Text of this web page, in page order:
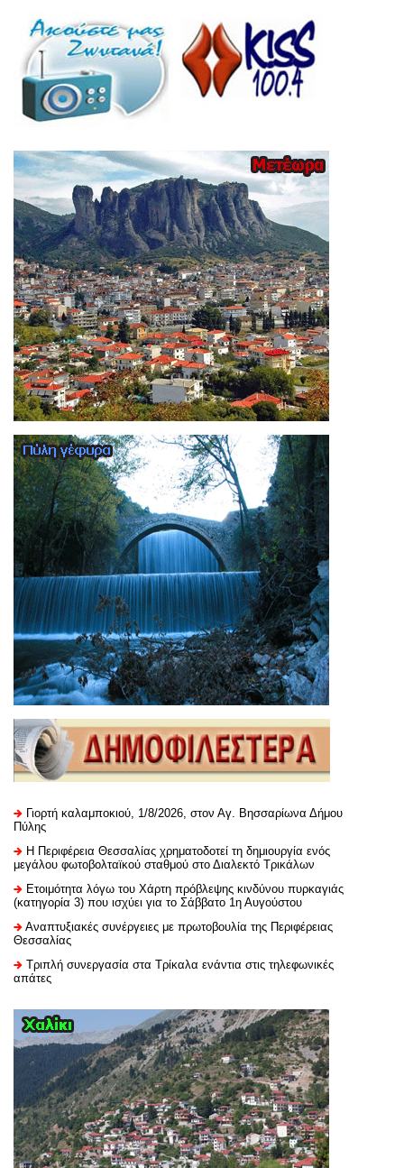
Γιορτή καλαμποκιού, 1/8/2026, στον Αγ. Βησσαρίωνα Δήμου
Πύλης
H Περιφέρεια Θεσσαλίας χρηματοδοτεί τη δημιουργία ενός
μεγάλου φωτοβολταϊκού σταθμού στο Διαλεκτό Τρικάλων
Ετοιμότητα λόγω του Χάρτη πρόβλεψης κινδύνου πυρκαγιάς
(κατηγορία 3) που ισχύει για το Σάββατο 1η Αυγούστου
Αναπτυξιακές συνέργειες με πρωτοβουλία της Περιφέρειας
Θεσσαλίας
Τριπλή συνεργασία στα Τρίκαλα ενάντια στις τηλεφωνικές
απάτες